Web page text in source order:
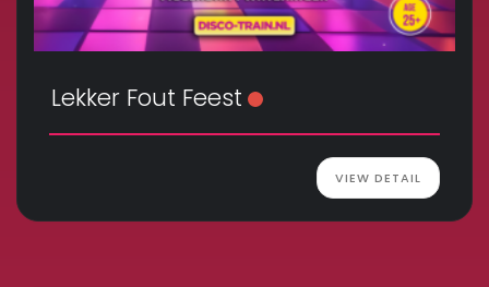
Lekker Fout Feest
VIEW DETAIL